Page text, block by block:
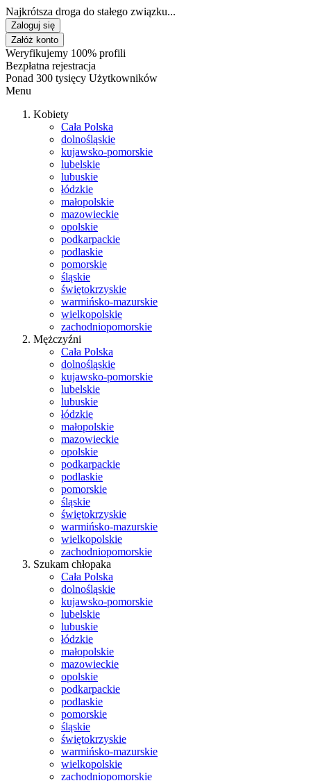
Najkrótsza droga do stałego związku...
Zaloguj się
Załóż konto
Weryfikujemy 100% profili
Bezpłatna rejestracja
Ponad 300 tysięcy Użytkowników
Menu
Kobiety
Cała Polska
dolnośląskie
kujawsko-pomorskie
lubelskie
lubuskie
łódzkie
małopolskie
mazowieckie
opolskie
podkarpackie
podlaskie
pomorskie
śląskie
świętokrzyskie
warmińsko-mazurskie
wielkopolskie
zachodniopomorskie
Mężczyźni
Cała Polska
dolnośląskie
kujawsko-pomorskie
lubelskie
lubuskie
łódzkie
małopolskie
mazowieckie
opolskie
podkarpackie
podlaskie
pomorskie
śląskie
świętokrzyskie
warmińsko-mazurskie
wielkopolskie
zachodniopomorskie
Szukam chłopaka
Cała Polska
dolnośląskie
kujawsko-pomorskie
lubelskie
lubuskie
łódzkie
małopolskie
mazowieckie
opolskie
podkarpackie
podlaskie
pomorskie
śląskie
świętokrzyskie
warmińsko-mazurskie
wielkopolskie
zachodniopomorskie